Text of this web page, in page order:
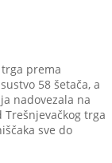
prema
58 šetača, a
nadovezala na
trga
sve do